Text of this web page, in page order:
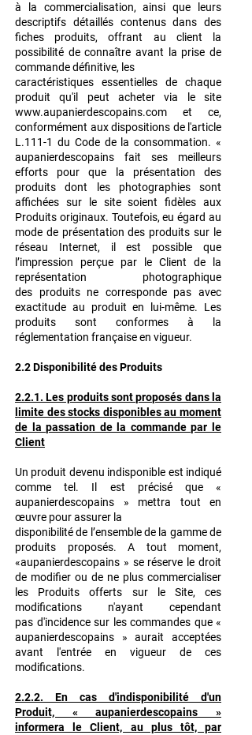
à la commercialisation, ainsi que leurs
descriptifs détaillés contenus dans des
fiches produits, offrant au client la
possibilité de connaître avant la prise de
commande définitive, les
caractéristiques essentielles de chaque
produit qu'il peut acheter via le site
www.aupanierdescopains.com et ce,
conformément aux dispositions de l'article
L.111-1 du Code de la consommation. «
aupanierdescopains fait ses meilleurs
efforts pour que la présentation des
produits dont
les photographies sont
affichées sur le site soient fidèles aux
Produits originaux. Toutefois, eu égard au
mode de présentation des produits sur le
réseau Internet, il est possible que
l’impression perçue par le Client de la
représentation photographique
des produits ne corresponde pas avec
exactitude au produit en lui-même. Les
produits sont conformes à la
réglementation française en vigueur.
2.2 Disponibilité des Produits
2.2.1. Les produits sont proposés dans la
limite des stocks disponibles au moment
de la passation de la commande par le
Client
Un produit devenu indisponible est indiqué
commetel. Il est précisé que «
aupanierdescopains » mettra tout en
œuvre pour assurer la
disponibilité de l’ensemble de la gamme de
produits proposés. A tout moment,
«aupanierdescopains » se réserve le droit
de modifier ou de ne plus commercialiser
les Produits offerts sur le Site, ces
modifications n'ayant cependant
pas d'incidence sur les commandes que «
aupanierdescopains » aurait acceptées
avant l'entrée en vigueur de ces
modifications.
2.2.2. En cas d'indisponibilité d'un
Produit, « aupanierdescopains »
informera le Client, au plus tôt, par